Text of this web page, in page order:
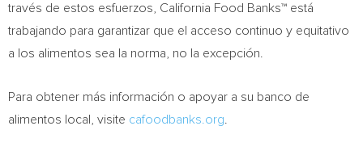
través de estos esfuerzos, California Food Banks™ está
trabajando para garantizar que el acceso continuo y equitativo
a los alimentos sea la norma, no la excepción.
Para obtener más información o apoyar a su banco de
alimentos local, visite cafoodbanks.org